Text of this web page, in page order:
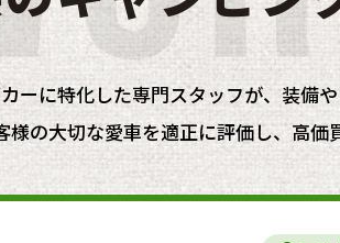
ーに特化した専門スタッフが、装備
様の大切な愛車を適正に評価し、高価